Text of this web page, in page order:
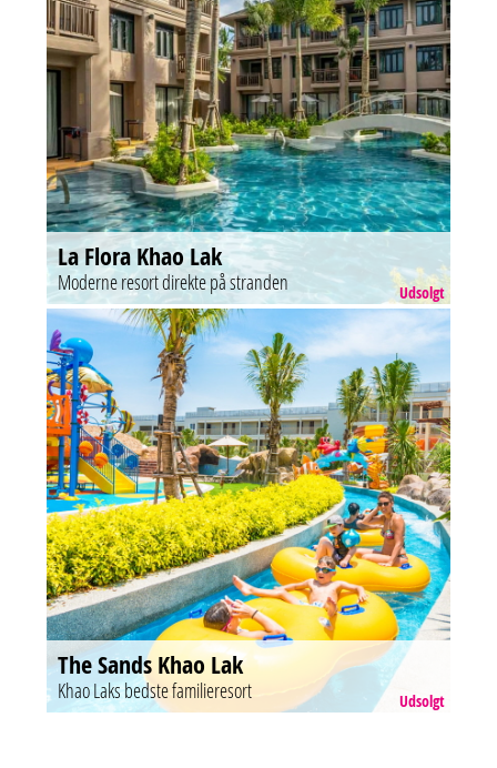
La Flora Khao Lak
Moderne resort direkte på stranden Udsolgt
The Sands Khao Lak
Khao Laks bedste familieresort Udsolgt